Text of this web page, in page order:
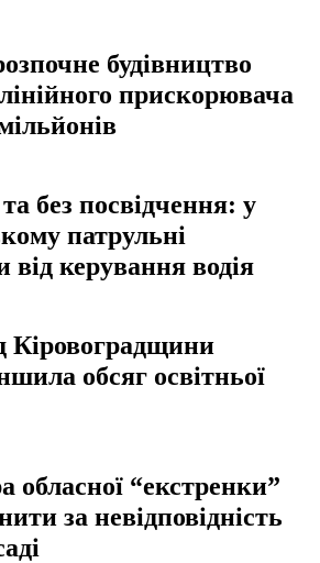
будівництво
прискорювача
без посвідчення: у
патрульні
від керування водія
Кіровоградщини
обсяг освітньої
обласної “екстренки”
за невідповідність